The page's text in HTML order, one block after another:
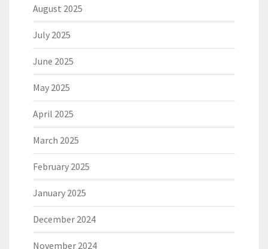
August 2025
July 2025
June 2025
May 2025
April 2025
March 2025
February 2025
January 2025
December 2024
November 2024